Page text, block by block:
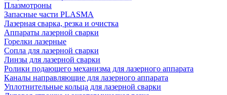
Плазмотроны
Запасные части PLASMA
Лазерная сварка, резка и очистка
Аппараты лазерной сварки
Горелки лазерные
Сопла для лазерной сварки
Линзы для лазерной сварки
Ролики подающего механизма для лазерного аппарата
Каналы направляющие для лазерного аппарата
Уплотнительные кольца для лазерной сварки